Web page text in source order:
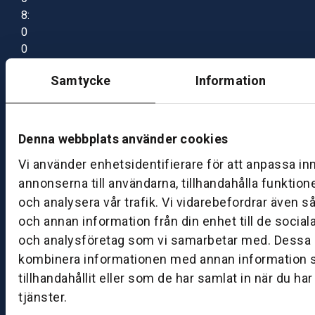
Samtycke Information
Denna webbplats använder cookies
Vi använder enhetsidentifierare för att anpassa
annonserna till användarna, tillhandahålla
och analysera vår trafik. Vi vidarebefordrar även
och annan information från din enhet till de
och analysföretag som vi samarbetar med. Dessa
kombinera informationen med annan information
tillhandahållit eller som de har samlat in när du
tjänster.
8:
0
0
7:
0
B
S
k
ö
v
d